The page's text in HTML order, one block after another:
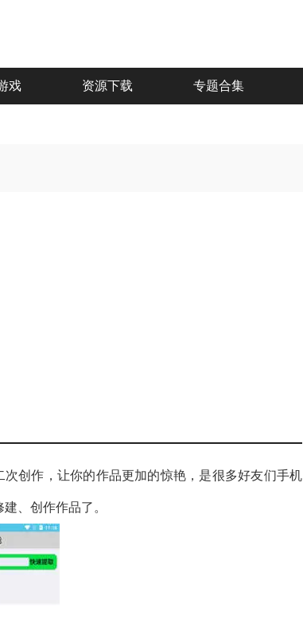
戏 资源下载 专题合集
创作，让你的作品更加的惊艳，是很多好友们手机
、创作作品了。